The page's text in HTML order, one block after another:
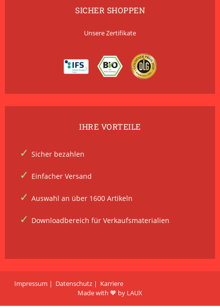
SICHER SHOPPEN
Unsere Zertifikate
IHRE VORTEILE
Sicher bezahlen
Einfacher Versand
Auswahl an über 1600 Artikeln
Downloadbereich für Verkaufsmaterialien
Impressum Datenschutz
Karriere
Made with 🧡 by LAUX